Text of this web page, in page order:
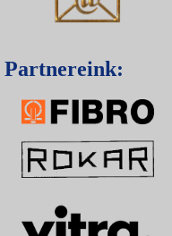
Partnereink: